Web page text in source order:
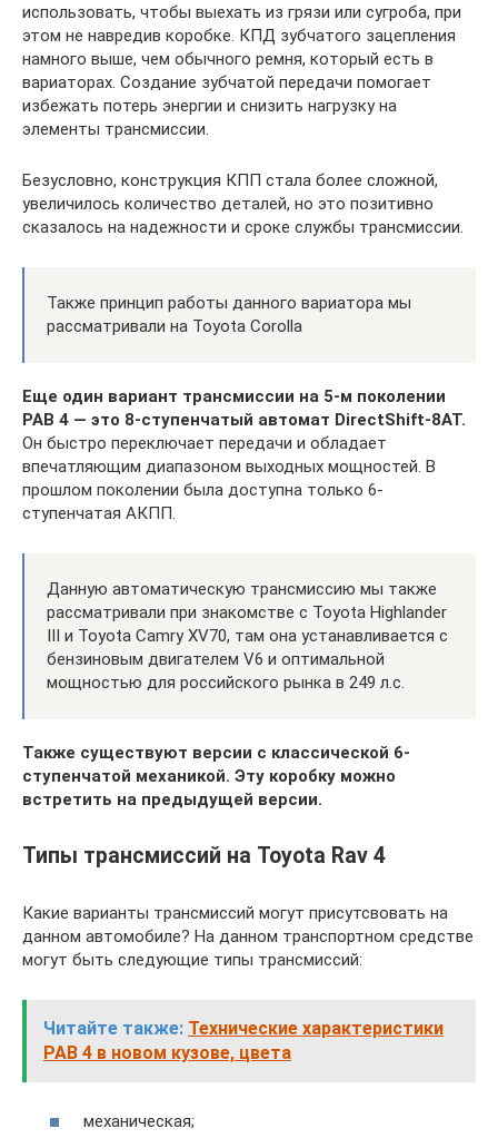
использовать, чтобы выехать из грязи или сугроба, при
этом не навредив коробке. КПД зубчатого зацепления
намного выше, чем обычного ремня, который есть в
вариаторах. Создание зубчатой передачи помогает
избежать потерь энергии и снизить нагрузку на
элементы трансмиссии.
Безусловно, конструкция КПП стала более сложной,
увеличилось количество деталей, но это позитивно
сказалось на надежности и сроке службы трансмиссии.
Также принцип работы данного вариатора мы
рассматривали на Toyota Corolla
Еще один вариант трансмиссии на 5-м поколении
РАВ 4 — это 8-ступенчатый автомат DirectShift-8AT.
Он быстро переключает передачи и обладает
впечатляющим диапазоном выходных мощностей. В
прошлом поколении была доступна только 6-
ступенчатая АКПП.
Данную автоматическую трансмиссию мы также
рассматривали при знакомстве с Toyota Highlander
III и Toyota Camry XV70, там она устанавливается с
бензиновым двигателем V6 и оптимальной
мощностью для российского рынка в 249 л.с.
Также существуют версии с классической 6-
ступенчатой механикой. Эту коробку можно
встретить на предыдущей версии.
Типы трансмиссий на Toyota Rav 4
Какие варианты трансмиссий могут присутсвовать на
данном автомобиле? На данном транспортном средстве
могут быть следующие типы трансмиссий:
Читайте также: Технические характеристики
РАВ 4 в новом кузове, цвета
механическая;